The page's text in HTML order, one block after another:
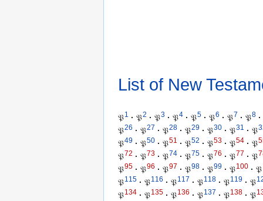
List of New
𝔓1 · 𝔓2 · 𝔓3 · 𝔓4 · 𝔓5 · 𝔓6 · 𝔓7 · 𝔓8 ·
𝔓26 · 𝔓27 · 𝔓28 · 𝔓29 · 𝔓30 · 𝔓31 · 𝔓
𝔓49 · 𝔓50 · 𝔓51 · 𝔓52 · 𝔓53 · 𝔓54 · 𝔓
𝔓72 · 𝔓73 · 𝔓74 · 𝔓75 · 𝔓76 · 𝔓77 · 𝔓
𝔓95 · 𝔓96 · 𝔓97 · 𝔓98 · 𝔓99 · 𝔓100 · 𝔓
𝔓115 · 𝔓116 · 𝔓117 · 𝔓118 · 𝔓119 · 𝔓
𝔓134 · 𝔓135 · 𝔓136 · 𝔓137 · 𝔓138 · 𝔓